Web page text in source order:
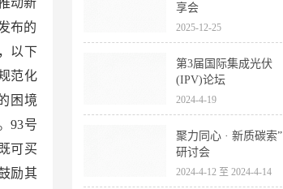
布的
以下
范化
困境
93号
可买
励其
享会
2025-12-25
第3届国际集成光伏
(IPV)论坛
2024-4-19
聚力同心 · 新质碳索”
研讨会
2024-4-12 至 2024-4-14